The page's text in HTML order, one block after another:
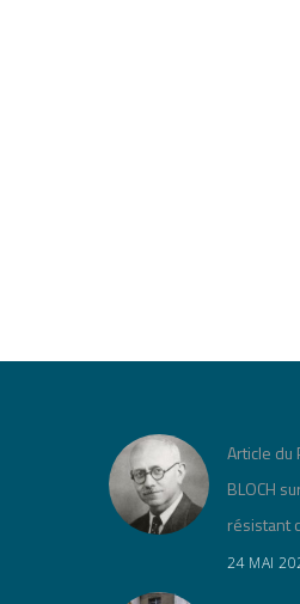
Article du
BLOCH
résistant
24 MAI